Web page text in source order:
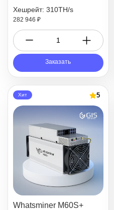
Хешрейт: 310TH/s
282 946 ₽
Заказать
5
Хит
Whatsminer M60S+